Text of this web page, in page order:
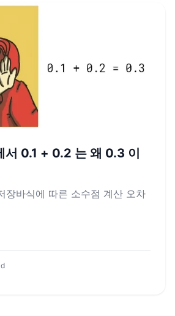
0.1 + 0.2 는 왜 0.3 이
장바식에 따른 소수점 계산 오차